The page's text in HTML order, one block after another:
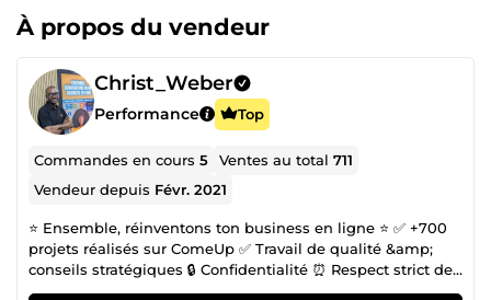
À propos du vendeur
Christ_Weber
Performance Top
Commandes en cours5 Ventes au total711
Vendeur depuis Févr. 2021
⭐️ Ensemble, réinventons ton business en ligne ⭐️ ✅ +700
projets réalisés sur ComeUp ✅ Travail de qualité &amp;
conseils stratégiques 🔒 Confidentialité ⏰ Respect strict des
délais 👋 Je suis Christ, fondateur de l’agence